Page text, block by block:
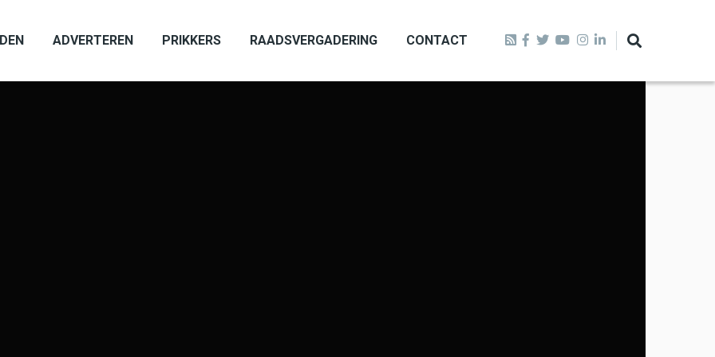
ADVERTEREN PRIKKERS RAADSVERGADERING CONTACT